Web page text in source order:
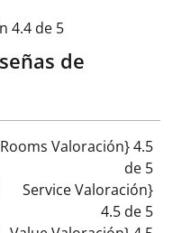
4.4 de 5
de
Valoración} 4.5 de 5
Valoración} 4.5 de 5